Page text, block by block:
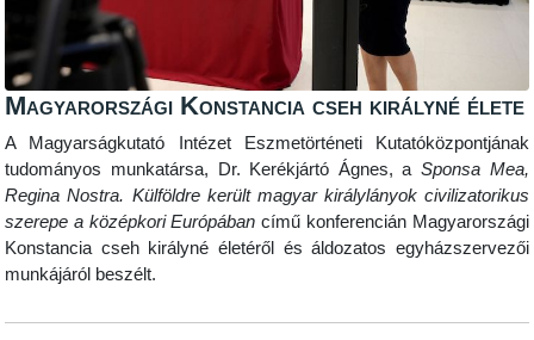
Magyarországi Konstancia cseh királyné élete
A Magyarságkutató Intézet Eszmetörténeti Kutatóközpontjának
tudományos munkatársa, Dr. Kerékjártó Ágnes, a Sponsa Mea,
Regina Nostra. Külföldre került magyar királylányok civilizatorikus
szerepe a középkori Európában című konferencián Magyarországi
Konstancia cseh királyné életéről és áldozatos egyházszervezői
munkájáról beszélt.